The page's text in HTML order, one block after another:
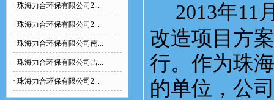
· 珠海力合环保有限公司2...
· 珠海力合环保有限公司2...
· 珠海力合环保有限公司南...
· 珠海力合环保有限公司吉...
· 珠海力合环保有限公司2...
2013年11
改造项目方
行。作为珠
的单位，公